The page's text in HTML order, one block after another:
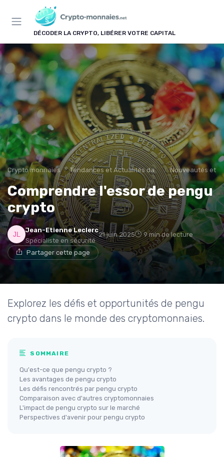
DÉCODER LA CRYPTO, LIBÉRER VOTRE CAPITAL
Crypto monnaies Tendances et Actualités dans les cryptomonnaies Nouveautés et
Comprendre l'essor de pengu
crypto
Jean-Etienne Leclerc
Spécialiste en sécurité
21 juin 2025 9 min de lecture
Partager cette page
Explorez les défis et opportunités de pengu
crypto dans le monde des cryptomonnaies.
SOMMAIRE
Qu'est-ce que pengu crypto ?
Les avantages de pengu crypto
Les défis rencontrés par pengu crypto
Comparaison avec d'autres cryptomonnaies
L'impact de pengu crypto sur le marché
Perspectives d'avenir pour pengu crypto
Panneau de gestion des cookies